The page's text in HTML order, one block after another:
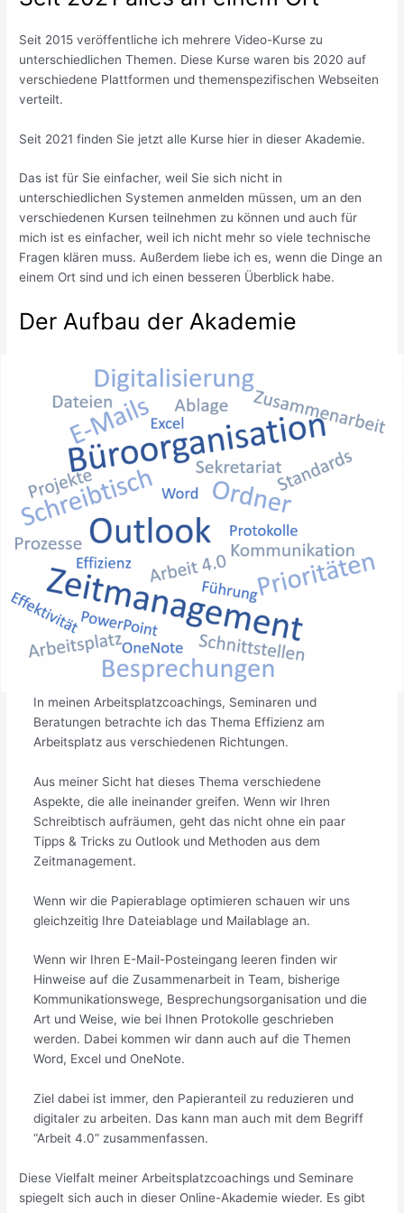
Seit 2015 veröffentliche ich mehrere Video-Kurse zu
unterschiedlichen Themen. Diese Kurse waren bis 2020 auf
verschiedene Plattformen und themenspezifischen Webseiten
verteilt.
Seit 2021 finden Sie jetzt alle Kurse hier in dieser Akademie.
Das ist für Sie einfacher, weil Sie sich nicht in
unterschiedlichen Systemen anmelden müssen, um an den
verschiedenen Kursen teilnehmen zu können und auch für
mich ist es einfacher, weil ich nicht mehr so viele technische
Fragen klären muss. Außerdem liebe ich es, wenn die Dinge an
einem Ort sind und ich einen besseren Überblick habe.
Der Aufbau der Akademie
In meinen Arbeitsplatzcoachings, Seminaren und
Beratungen betrachte ich das Thema Effizienz am
Arbeitsplatz aus verschiedenen Richtungen.
Aus meiner Sicht hat dieses Thema verschiedene
Aspekte, die alle ineinander greifen. Wenn wir Ihren
Schreibtisch aufräumen, geht das nicht ohne ein paar
Tipps & Tricks zu Outlook und Methoden aus dem
Zeitmanagement.
Wenn wir die Papierablage optimieren schauen wir uns
gleichzeitig Ihre Dateiablage und Mailablage an.
Wenn wir Ihren E-Mail-Posteingang leeren finden wir
Hinweise auf die Zusammenarbeit in Team, bisherige
Kommunikationswege, Besprechungsorganisation und die
Art und Weise, wie bei Ihnen Protokolle geschrieben
werden. Dabei kommen wir dann auch auf die Themen
Word, Excel und OneNote.
Ziel dabei ist immer, den Papieranteil zu reduzieren und
digitaler zu arbeiten. Das kann man auch mit dem Begriff
“Arbeit 4.0” zusammenfassen.
Diese Vielfalt meiner Arbeitsplatzcoachings und Seminare
spiegelt sich auch in dieser Online-Akademie wieder. Es gibt